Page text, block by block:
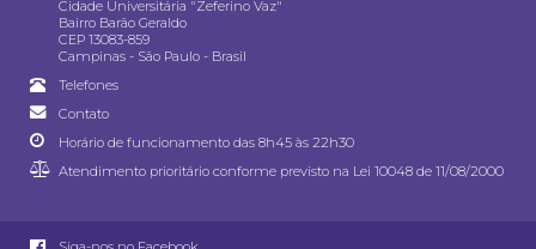
Cidade Universitária "Zeferino Vaz"
Bairro Barão Geraldo
CEP 13083-859
Campinas - São Paulo - Brasil
Telefones
Contato
Horário de funcionamento das 8h45 às 22h30
Atendimento prioritário conforme previsto na Lei 10048 de 11/08/2000